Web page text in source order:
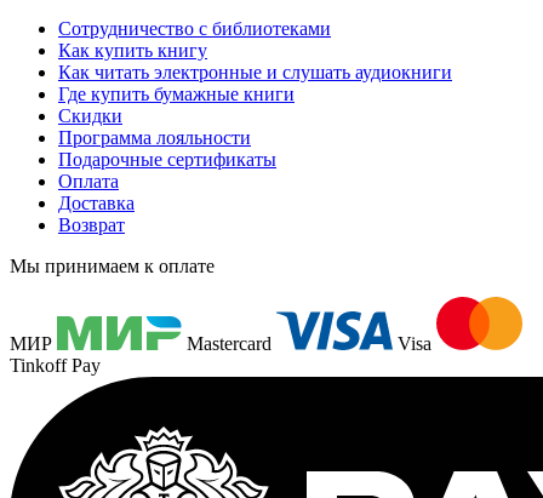
Сотрудничество с библиотеками
Как купить книгу
Как читать электронные и слушать аудиокниги
Где купить бумажные книги
Скидки
Программа лояльности
Подарочные сертификаты
Оплата
Доставка
Возврат
Мы принимаем к оплате
МИР Mastercard
Visa
Tinkoff Pay